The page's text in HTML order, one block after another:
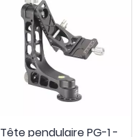
Tête pendulaire PG-1 -